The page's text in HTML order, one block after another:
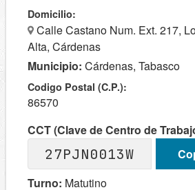
Domicilio:
Calle Castano Num. Ext. 217,
Alta, Cárdenas
Municipio: Cárdenas, Tabasco
Codigo Postal (C.P.):
86570
CCT (Clave de Centro de
27PJN0013W
Turno: Matutino